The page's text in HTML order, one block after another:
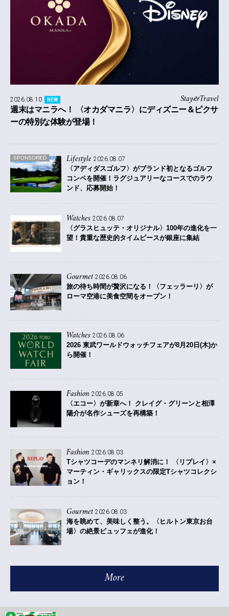
Stay&Travel
2026.08.10 NEW
週末はマニラへ！ 〈オカダマニラ〉にディズニー＆ピクサ
ーの特別な体験が登場！
SPONSORED Lifestyle 2026.08.07
〈アディダスゴルフ〉がブランド初となるゴルフ
コンペを開催！ ラグジュアリーなコースでのラウ
ンド、応募開始！
Watches 2026.08.07
〈グラスヒュッテ・オリジナル〉100年の進化を一
望！貴重な歴史的タイムピースが銀座に集結
Gourmet 2026.08.06
旅の待ち時間が贅沢になる！〈フェッラーリ〉が
ローマ空港に美食空間をオープン！
Watches 2026.08.06
2026 東武ワールドウォッチフェアが8月20日(木)か
ら開催！
Fashion 2026.08.05
〈エコー〉が新章へ！ クレイグ・グリーンと相澤
陽介が名作シューズを再構築！
Fashion 2026.08.03
Tシャツコーデのマンネリ解消に！ 〈リプレイ〉×
マーティン・ギャリックスの限定Tシャツコレクシ
ョン！
Gourmet 2026.08.03
海を眺めて、美味しく整う。〈ヒルトン東京お台
場〉の絶景ビュッフェが進化！
More